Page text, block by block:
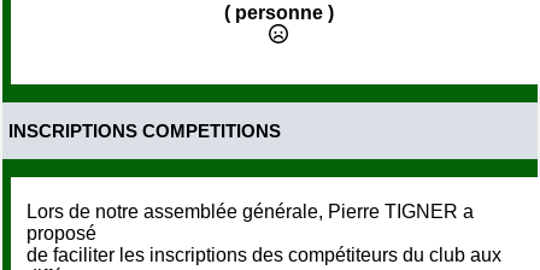
( personne )
INSCRIPTIONS COMPETITIONS
Lors de notre assemblée générale, Pierre TIGNER a
proposé
de faciliter les inscriptions des compétiteurs du club aux